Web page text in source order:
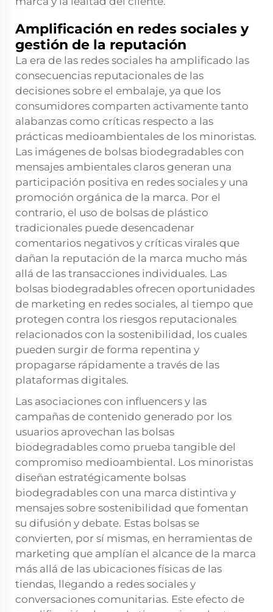
Amplificación en redes sociales y
gestión de la reputación
La era de las redes sociales ha amplificado las
consecuencias reputacionales de las
decisiones sobre el embalaje, ya que los
consumidores comparten activamente tanto
alabanzas como críticas respecto a las
prácticas medioambientales de los minoristas.
Las imágenes de bolsas biodegradables con
mensajes ambientales claros generan una
participación positiva en redes sociales y una
promoción orgánica de la marca. Por el
contrario, el uso de bolsas de plástico
tradicionales puede desencadenar
comentarios negativos y críticas virales que
dañan la reputación de la marca mucho más
allá de las transacciones individuales. Las
bolsas biodegradables ofrecen oportunidades
de marketing en redes sociales, al tiempo que
protegen contra los riesgos reputacionales
relacionados con la sostenibilidad, los cuales
pueden surgir de forma repentina y
propagarse rápidamente a través de las
plataformas digitales.
Las asociaciones con influencers y las
campañas de contenido generado por los
usuarios aprovechan las bolsas
biodegradables como prueba tangible del
compromiso medioambiental. Los minoristas
diseñan estratégicamente bolsas
biodegradables con una marca distintiva y
mensajes sobre sostenibilidad que fomentan
su difusión y debate. Estas bolsas se
convierten, por sí mismas, en herramientas de
marketing que amplían el alcance de la marca
más allá de las ubicaciones físicas de las
tiendas, llegando a redes sociales y
conversaciones comunitarias. Este efecto de